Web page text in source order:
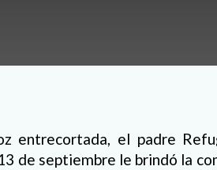
entrecortada, el padre
de septiembre le brindó la